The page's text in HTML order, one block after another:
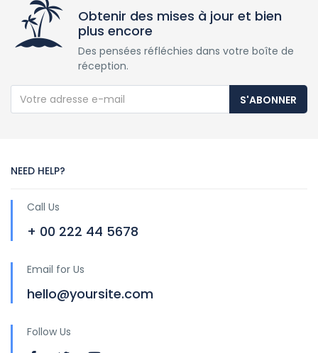
Obtenir des mises à jour et bien
plus encore
Des pensées réfléchies dans votre boîte de
réception.
S'ABONNER
NEED HELP?
Call Us
+ 00 222 44 5678
Email for Us
hello@yoursite.com
Follow Us